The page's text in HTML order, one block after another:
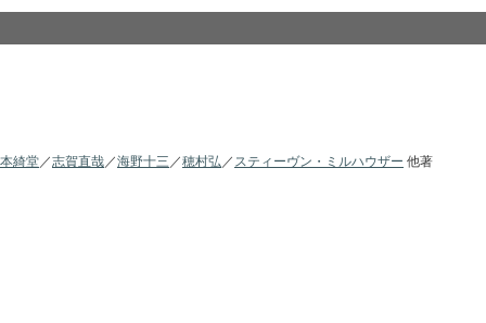
綺堂／志賀直哉／海野十三 ／穂村弘／ スティーヴン・ミルハウザー 他著